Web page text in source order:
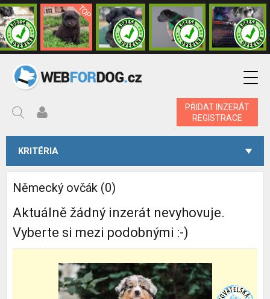
PŘIDAT INZERÁT
REGISTRACE
KRITÉRIA
Německý ovčák (0)
Aktuálně žádný inzerát nevyhovuje.
Vyberte si mezi podobnými :-)